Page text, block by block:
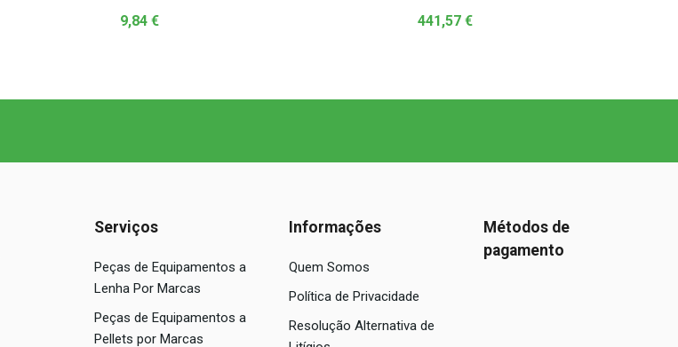
9,84 €
441,57 €
Serviços
Peças de Equipamentos a
Lenha Por Marcas
Peças de Equipamentos a
Pellets por Marcas
Informações
Quem Somos
Política de Privacidade
Resolução Alternativa de
Métodos de
pagamento